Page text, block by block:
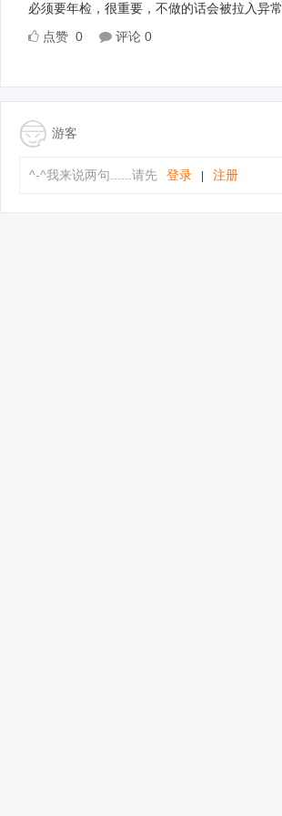
必须要年检，很重要，不做的话会被拉入异常
点赞 0 评论 0
游客
^-^我来说两句......请先 登录 注册